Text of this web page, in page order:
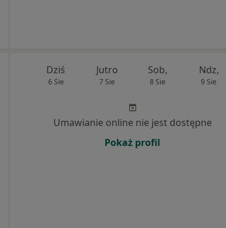
Dziś
6 Sie
Jutro
7 Sie
Sob,
8 Sie
Ndz,
9 Sie
Umawianie online nie jest dostępne
Pokaż profil